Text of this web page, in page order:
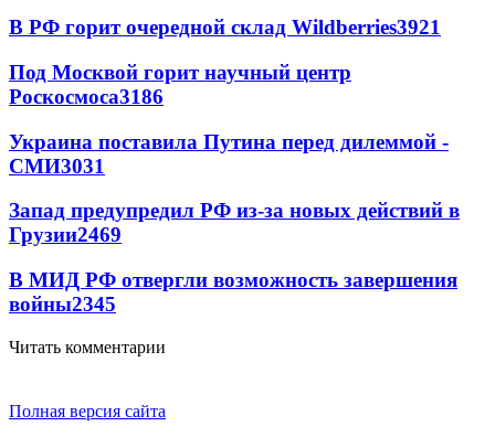
В РФ горит очередной склад Wildberries3921
Под Москвой горит научный центр
Роскосмоса3186
Украина поставила Путина перед дилеммой -
СМИ3031
Запад предупредил РФ из-за новых действий в
Грузии2469
В МИД РФ отвергли возможность завершения
войны2345
Читать комментарии
Полная версия сайта